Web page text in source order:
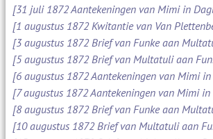
[31 juli 1872 Aantekeningen van Mimi in
[1 augustus 1872 Kwitantie van Van
[3 augustus 1872 Brief van Funke aan
[5 augustus 1872 Brief van Multatuli aan
[6 augustus 1872 Aantekeningen van Mimi
[7 augustus 1872 Aantekeningen van Mimi
[8 augustus 1872 Brief van Funke aan
[10 augustus 1872 Brief van Multatuli aan